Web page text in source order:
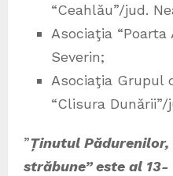
“Ceahlău”/jud.
Asociaţia
Severin;
Asociaţia Grupul
“Clisura
”Ținutul
străbune” este al